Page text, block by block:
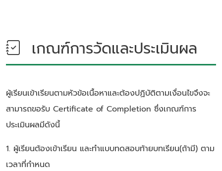
เกณฑ์การวัดและประเมินผล
ผู้เรียนเข้าเรียนตามหัวข้อเนื้อหาและต้องปฏิบัติตามเงื่อนไขจึงจะ
สามารถขอรับ Certificate of Completion ซึ่งเกณฑ์การ
ประเมินผลมีดังนี้
1. ผู้เรียนต้องเข้าเรียน และทำแบบทดสอบท้ายบทเรียน(ถ้ามี) ตาม
เวลาที่กำหนด